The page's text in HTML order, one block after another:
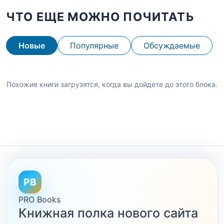
ЧТО ЕЩЕ МОЖНО ПОЧИТАТЬ
Новые Популярные Обсуждаемые
Похожие книги загрузятся, когда вы дойдете до этого блока.
PB
PRO Books
Книжная полка нового сайта